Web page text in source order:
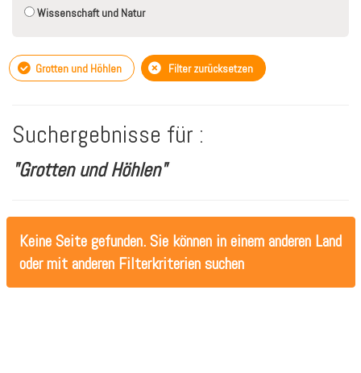
Wissenschaft und Natur
Grotten und Höhlen Filter zurücksetzen
Suchergebnisse für :
"Grotten und Höhlen"
Keine Seite gefunden. Sie können in einem anderen Land
oder mit anderen Filterkriterien suchen